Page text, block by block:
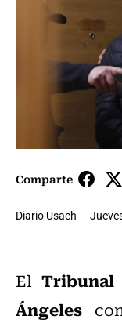
Comparte
Diario Usach
El Tribunal
Ángeles